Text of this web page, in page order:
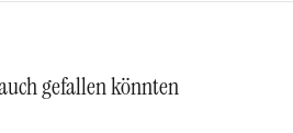
gefallen könnten